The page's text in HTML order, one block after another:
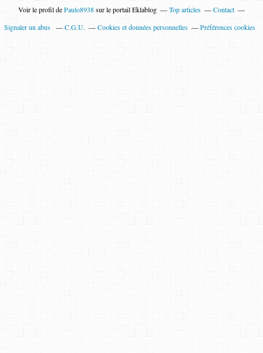
Voir le profil dePaulo8938sur le portail Eklablog Top articles
Contact
Signaler un abus
C.G.U. Cookies et données personnelles Préférences cookies